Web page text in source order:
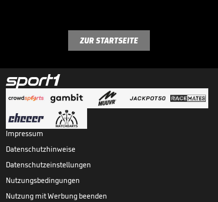
ZUR STARTSEITE
Impressum
Datenschutzhinweise
Datenschutzeinstellungen
Nutzungsbedingungen
Nutzung mit Werbung beenden